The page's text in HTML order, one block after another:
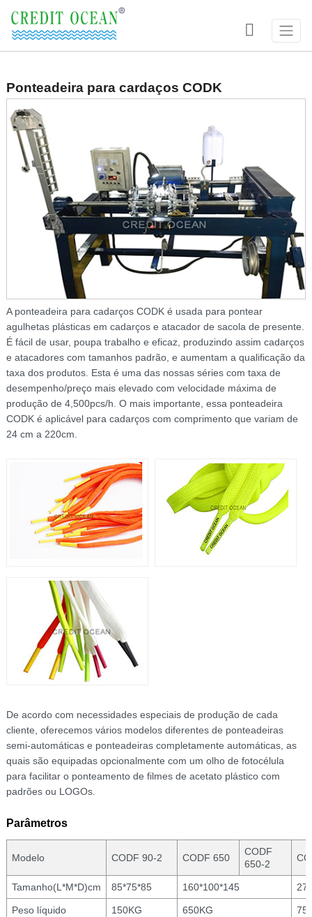

Ponteadeira para cardaços CODK
A ponteadeira para cadarços CODK é usada para pontear
agulhetas plásticas em cadarços e atacador de sacola de presente.
É fácil de usar, poupa trabalho e eficaz, produzindo assim cadarços
e atacadores com tamanhos padrão, e aumentam a qualificação da
taxa dos produtos. Esta é uma das nossas séries com taxa de
desempenho/preço mais elevado com velocidade máxima de
produção de 4,500pcs/h. O mais importante, essa ponteadeira
CODK é aplicável para cadarços com comprimento que variam de
24 cm a 220cm.
De acordo com necessidades especiais de produção de cada
cliente, oferecemos vários modelos diferentes de ponteadeiras
semi-automáticas e ponteadeiras completamente automáticas, as
quais são equipadas opcionalmente com um olho de fotocélula
para facilitar o ponteamento de filmes de acetato plástico com
padrões ou LOGOs.
Parâmetros
Modelo CODF 90-2 CODF 650
CODF
650-2
Tamanho(L*M*D)cm 85*75*85 160*100*145
Peso líquido 150KG 650KG